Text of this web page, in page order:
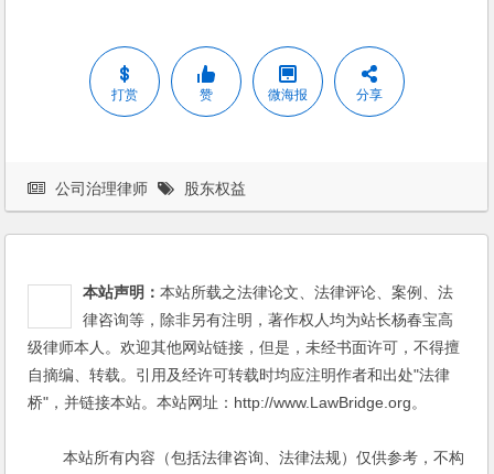
打赏 赞 微海报 分享
公司治理律师 股东权益
本站声明：本站所载之法律论文、法律评论、案例、法
律咨询等，除非另有注明，著作权人均为站长杨春宝高
级律师本人。欢迎其他网站链接，但是，未经书面许可，不得擅
自摘编、转载。引用及经许可转载时均应注明作者和出处"法律
桥"，并链接本站。本站网址：http://www.LawBridge.org。
本站所有内容（包括法律咨询、法律法规）仅供参考，不构